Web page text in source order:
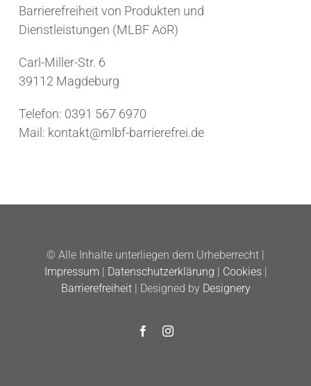
Barrierefreiheit von Produkten und
Dienstleistungen (MLBF AöR)
Carl-Miller-Str. 6
39112 Magdeburg
Telefon: 0391 567 6970
Mail: kontakt@mlbf-barrierefrei.de
© Alle Inhalte unterliegen dem Urheberrecht |
Impressum | Datenschutzerklärung | Cookies|
Barrierefreiheit| Designed by Designery
FacebookInstagram